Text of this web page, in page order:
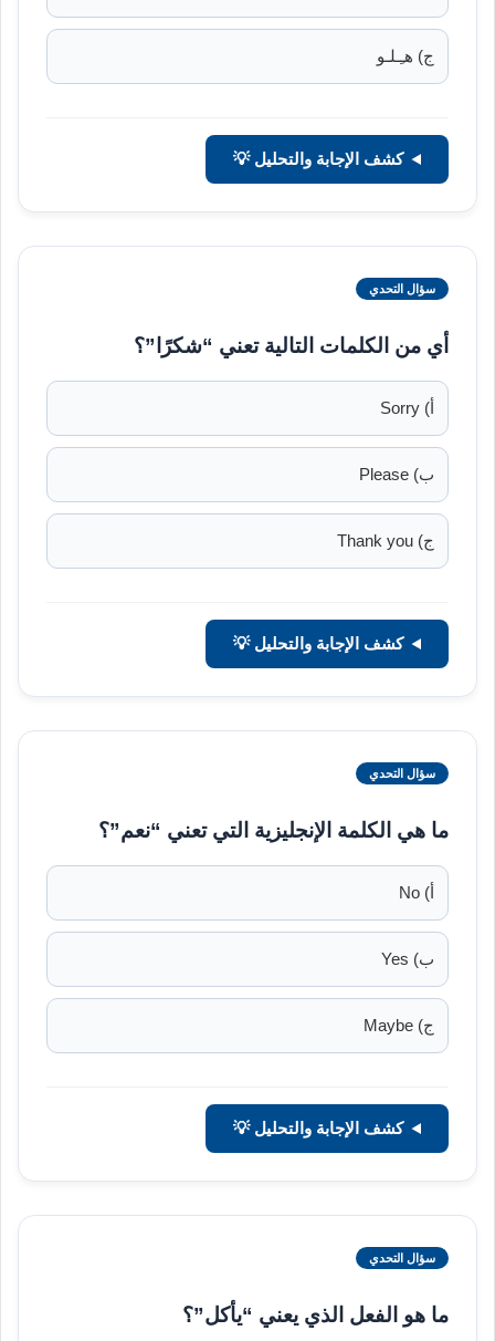
ج) هـِـلـو
كشف الإجابة والتحليل 💡
سؤال التحدي
أي من الكلمات التالية تعني “شكرًا”؟
أ) Sorry
ب) Please
ج) Thank you
كشف الإجابة والتحليل 💡
سؤال التحدي
ما هي الكلمة الإنجليزية التي تعني “نعم”؟
أ) No
ب) Yes
ج) Maybe
كشف الإجابة والتحليل 💡
سؤال التحدي
ما هو الفعل الذي يعني “يأكل”؟